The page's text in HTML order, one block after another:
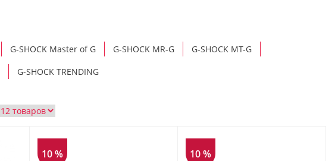
G-SHOCK Master of G G-SHOCK MR-G
G-SHOCK MT-G
G-SHOCK TRENDING
10 % 10 %